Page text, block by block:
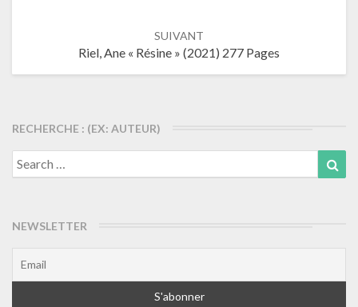
SUIVANT
Riel, Ane « Résine » (2021) 277 Pages
RECHERCHE : (EX: AUTEUR)
Search
for:
NEWSLETTER